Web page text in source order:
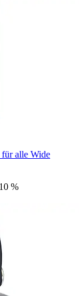
alle Wide
%